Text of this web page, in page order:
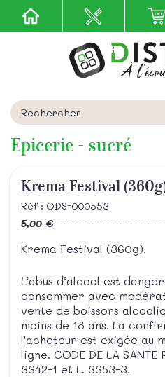
Epicerie - sucré
Krema Festival
Réf : ODS-000553
5,00 €
Krema Festival (360g).
L’abus d’alcool est
consommer avec
vente de boissons
moins de 18 ans. La
l'acheteur est exigée au
ligne. CODE DE LA SANTE
3342-1 et L. 3353-3.